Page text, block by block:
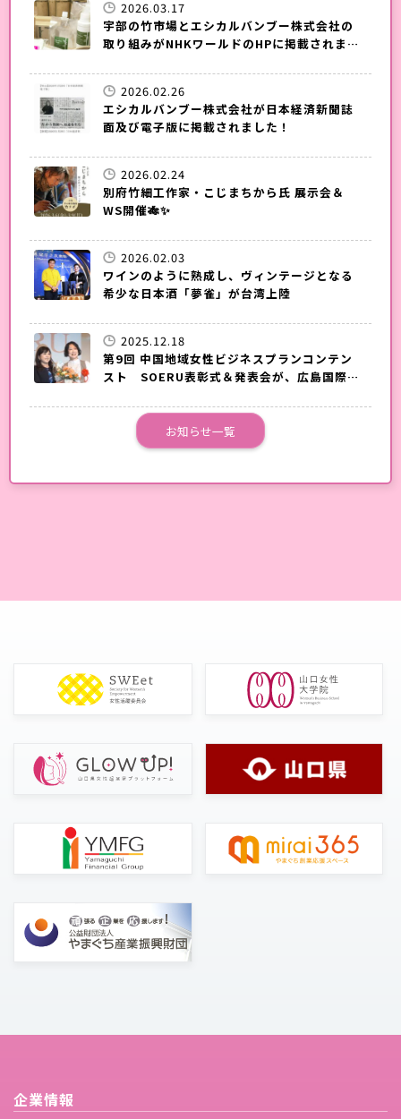
2026.03.17
宇部の竹市場とエシカルバンブー株式会社の
取り組みがNHKワールドのHPに掲載されまし
2026.02.26
エシカルバンブー株式会社が日本経済新聞誌
面及び電子版に掲載されました！
2026.02.24
別府竹細工作家・こじまちから氏 展示会＆
WS開催🎋✨
2026.02.03
ワインのように熟成し、ヴィンテージとなる
希少な日本酒「夢雀」が台湾上陸
2025.12.18
第9回 中国地域女性ビジネスプランコンテン
スト SOERU表彰式＆発表会が、広島国際会
お知らせ一覧
企業情報